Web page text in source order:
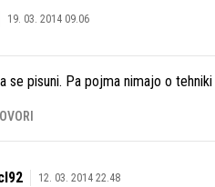
19. 03. 2014 09.06
se pisuni. Pa pojma nimajo o
12. 03. 2014 22.48